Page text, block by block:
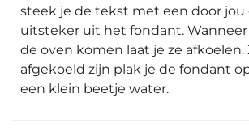
steek je de tekst met een door jou
uitsteker uit het fondant.
de oven komen laat je ze afkoelen.
afgekoeld zijn plak je de fondant
een klein beetje water.